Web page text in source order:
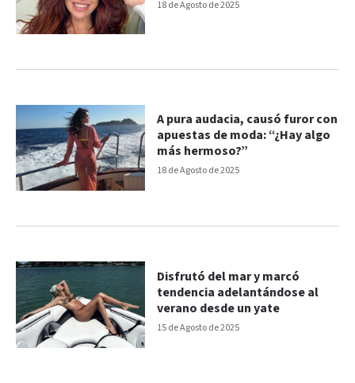
18 de Agosto de 2025
18 de Agosto de 2025
A pura audacia, causó furor con
apuestas de moda: “¿Hay algo
más hermoso?”
15 de Agosto de 2025
Disfrutó del mar y marcó
tendencia adelantándose al
verano desde un yate